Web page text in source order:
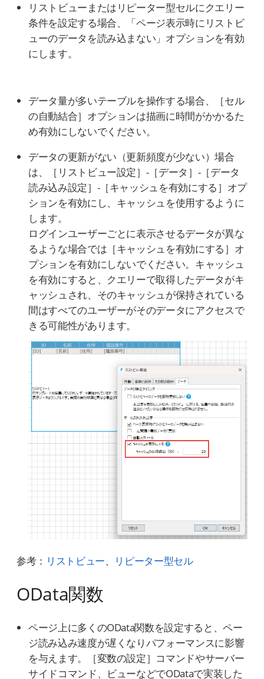
リストビューまたはリピーター型セルにクエリー
条件を設定する場合、「ページ表示時にリストビ
ューのデータを読み込まない」オプションを有効
にします。
データ量が多いテーブルを操作する場合、［セル
の自動結合］オプションは描画に時間がかかるた
め有効にしないでください。
データの更新がない（更新頻度が少ない）場合
は、［リストビュー設定］-［データ］-［データ
読み込み設定］-［キャッシュを有効にする］オプ
ションを有効にし、キャッシュを使用するように
します。
ログインユーザーごとに表示させるデータが異な
るような場合では［キャッシュを有効にする］オ
プションを有効にしないでください。キャッシュ
を有効にすると、クエリーで取得したデータがキ
ャッシュされ、そのキャッシュが保持されている
間はすべてのユーザーがそのデータにアクセスで
きる可能性があります。
参考： リストビュー、 リピーター型セル
OData関数
ページ上に多くのOData関数を設定すると、ペー
ジ読み込み速度が遅くなりパフォーマンスに影響
を与えます。［変数の設定］コマンドやサーバー
サイドコマンド、ビューなどでODataで実装した